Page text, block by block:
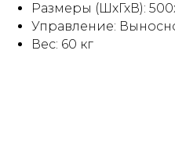
Размеры (ШхГхВ):
Управление:
Вес: 60 кг